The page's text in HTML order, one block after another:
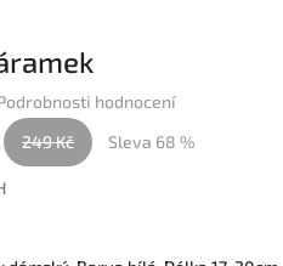
hodnocení
249 Kč Sleva 68 %